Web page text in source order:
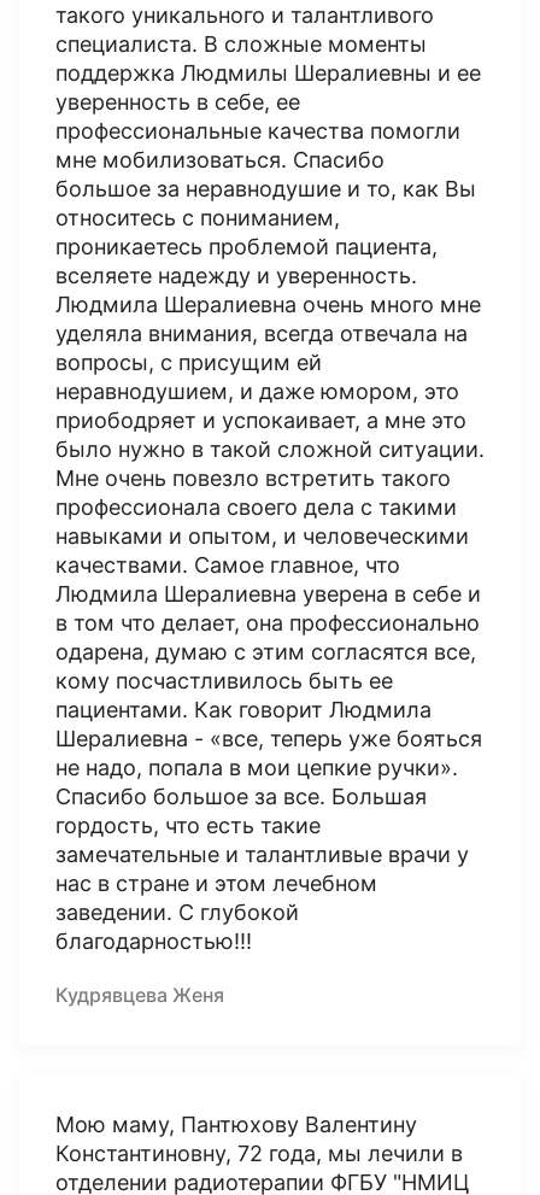
такого уникального и талантливого
специалиста. В сложные моменты
поддержка Людмилы Шералиевны и ее
уверенность в себе, ее
профессиональные качества помогли
мне мобилизоваться. Спасибо
большое за неравнодушие и то, как Вы
относитесь с пониманием,
проникаетесь проблемой пациента,
вселяете надежду и уверенность.
Людмила Шералиевна очень много мне
уделяла внимания, всегда отвечала на
вопросы, с присущим ей
неравнодушием, и даже юмором, это
приободряет и успокаивает, а мне это
было нужно в такой сложной ситуации.
Мне очень повезло встретить такого
профессионала своего дела с такими
навыками и опытом, и человеческими
качествами. Самое главное, что
Людмила Шералиевна уверена в себе и
в том что делает, она профессионально
одарена, думаю с этим согласятся все,
кому посчастливилось быть ее
пациентами. Как говорит Людмила
Шералиевна - «все, теперь уже бояться
не надо, попала в мои цепкие ручки».
Спасибо большое за все. Большая
гордость, что есть такие
замечательные и талантливые врачи у
нас в стране и этом лечебном
заведении. С глубокой
благодарностью!!!
Кудрявцева Женя
Мою маму, Пантюхову Валентину
Константиновну, 72 года, мы лечили в
отделении радиотерапии ФГБУ "НМИЦ